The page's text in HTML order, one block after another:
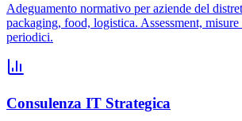
Adeguamento normativo per aziende del
packaging, food, logistica. Assessment,
periodici.
Consulenza IT Strategica